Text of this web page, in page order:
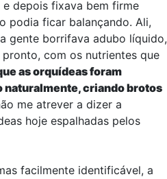
depois fixava bem firme
podia ficar balançando. Ali,
gente borrifava adubo líquido,
com os nutrientes que
as orquídeas foram
naturalmente, criando brotos
me atrever a dizer a
hoje espalhadas pelos
facilmente identificável, a